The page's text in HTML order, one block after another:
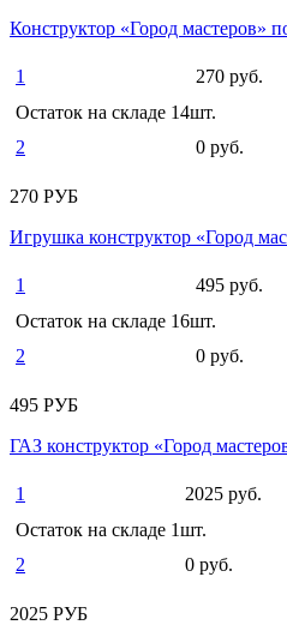
Конструктор «Город мастеров»
1
270 руб.
Остаток на складе 14шт.
2
0 руб.
270 РУБ
Игрушка конструктор «Город
1
495 руб.
Остаток на складе 16шт.
2
0 руб.
495 РУБ
ГАЗ конструктор «Город
1
2025 руб.
Остаток на складе 1шт.
2
0 руб.
2025 РУБ